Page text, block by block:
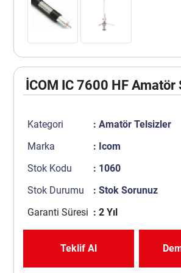
İCOM IC 7600 HF Amatör
Kategori : Amatör Telsizler
Marka
: Icom
Stok Kodu
: 1060
Stok Durumu
: Stok Sorunuz
Garanti Süresi : 2 Yıl
Teklif Al